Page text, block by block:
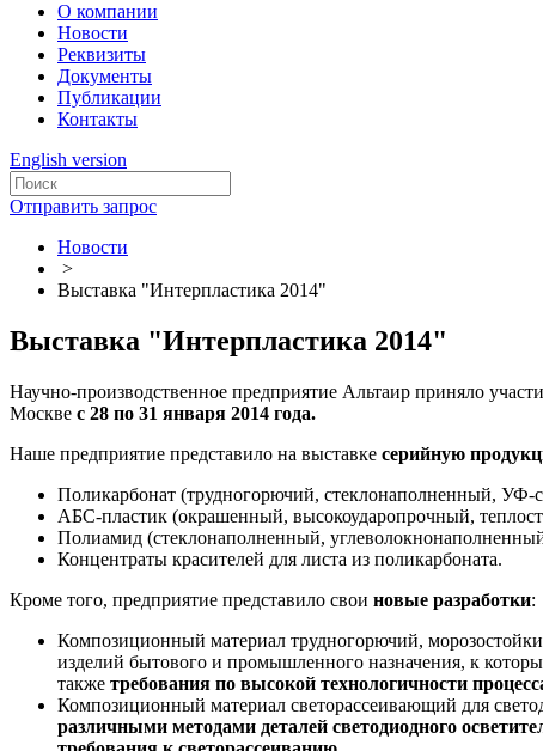
О компании
Новости
Реквизиты
Документы
Публикации
Контакты
English version
Отправить запрос
Новости
>
Выставка "Интерпластика 2014"
Выставка "Интерпластика 2014"
Научно-производственное предприятие Альтаир приняло
Москве с 28 по 31 января 2014 года.
Наше предприятие представило на выставке серийную
Поликарбонат (трудногорючий, стеклонаполненный,
АБС-пластик (окрашенный, высокоударопрочный,
Полиамид (стеклонаполненный,
Концентраты красителей для листа из поликарбоната.
Кроме того, предприятие представило свои новые разработки:
Композиционный материал трудногорючий,
изделий бытового и промышленного назначения, к
также требования по высокой технологичности
Композиционный материал светорассеивающий для
различными методами деталей светодиодного